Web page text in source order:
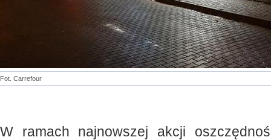
Fot. Carrefour
W ramach najnowszej akcji